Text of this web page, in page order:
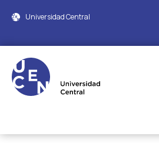
Universidad Central